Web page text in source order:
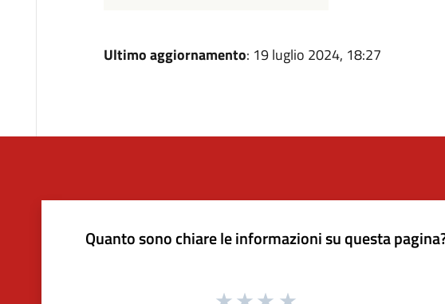
Ultimo aggiornamento: 19 luglio 2024, 18:27
Quanto sono chiare le informazioni su questa